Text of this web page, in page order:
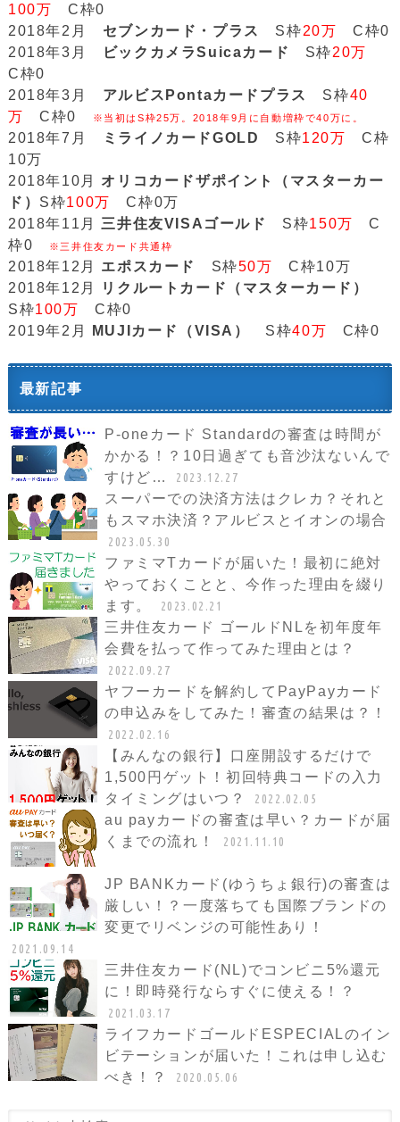
100万 C枠0
2018年2月 セブンカード・プラス S枠20万 C枠0
2018年3月
ビックカメラSuicaカード S枠20万
C枠0
2018年3月 アルビスPontaカードプラス S枠40
万 C枠0 ※当初はS枠25万。2018年9月に自動増枠で40万に。
2018年7月 ミライノカードGOLD S枠120万 C枠
10万
2018年10月 オリコカードザポイント（マスターカー
ド） S枠100万
C枠0万
2018年11月 三井住友VISAゴールド S枠150万
C
枠0
※三井住友カード共通枠
2018年12月 エポスカード S枠50万 C枠10万
2018年12月
リクルートカード（マスターカード）
S枠100万 C枠0
2019年2月
MUJIカード（VISA） S枠40万 C枠0
最新記事
P-oneカード Standardの審査は時間が
かかる！？10日過ぎても音沙汰ないんで
すけど…
2023.12.27
スーパーでの決済方法はクレカ？それと
もスマホ決済？アルビスとイオンの場合
2023.05.30
ファミマTカードが届いた！最初に絶対
やっておくことと、今作った理由を綴り
ます。
2023.02.21
三井住友カード ゴールドNLを初年度年
会費を払って作ってみた理由とは？
2022.09.27
ヤフーカードを解約してPayPayカード
の申込みをしてみた！審査の結果は？！
2022.02.16
【みんなの銀行】口座開設するだけで
1,500円ゲット！初回特典コードの入力
タイミングはいつ？
2022.02.05
au payカードの審査は早い？カードが届
くまでの流れ！
2021.11.10
JP BANKカード(ゆうちょ銀行)の審査は
厳しい！？一度落ちても国際ブランドの
変更でリベンジの可能性あり！
2021.09.14
三井住友カード(NL)でコンビニ5%還元
に！即時発行ならすぐに使える！？
2021.03.17
ライフカードゴールドESPECIALのイン
ビテーションが届いた！これは申し込む
べき！？
2020.05.06